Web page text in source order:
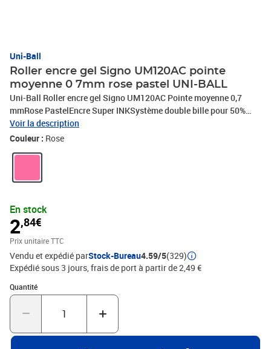
Uni-Ball
Roller encre gel Signo UM120AC pointe
moyenne 0 7mm rose pastel UNI-BALL
Uni-Ball Roller encre gel Signo UM120AC Pointe moyenne 0,7
mmRose PastelEncre Super INKSystème double bille pour 50%
d'écriture en plus
Voir la description
Couleur : Rose
En stock
2,84€
Prix unitaire TTC
Vendu et expédié parStock-Bureau4.59/5(329)
Expédié sous 3 jours, frais de port à partir de 2,49 €
Quantité
Quantité : 1